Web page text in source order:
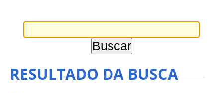
RESULTADO DA BUSCA